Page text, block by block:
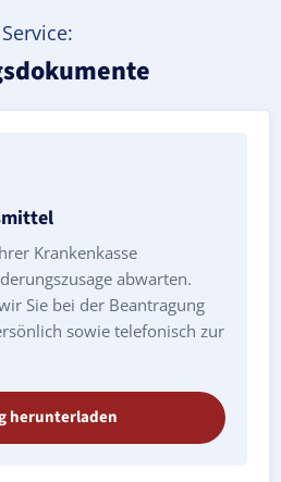
Service:
Krankenkasse
abwarten.
Sie bei der Beantragung
sowie telefonisch zur
herunterladen